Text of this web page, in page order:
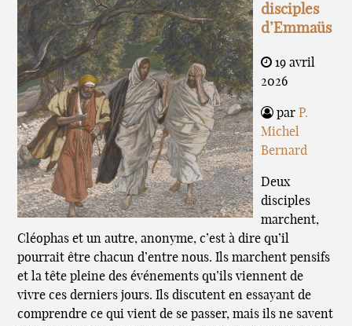
disciples
d’Emmaüs
19 avril
2026
par P.
Michel
Bernard
Deux
disciples
marchent,
Cléophas et un autre, anonyme, c’est à dire qu’il
pourrait être chacun d’entre nous. Ils marchent pensifs
et la tête pleine des événements qu’ils viennent de
vivre ces derniers jours. Ils discutent en essayant de
comprendre ce qui vient de se passer, mais ils ne savent